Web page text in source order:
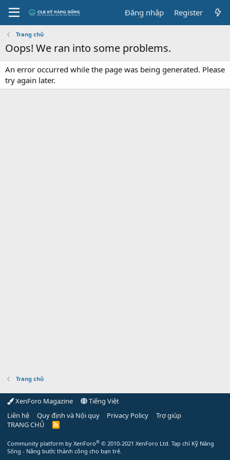
Đăng nhập Register
Trang chủ
Oops! We ran into some problems.
An error occurred while the page was being generated. Please
try again later.
Trang chủ
XenForo Magazine
Tiếng Việt
Liên hệ
Quy định và Nội quy Privacy Policy
Trợ giúp
TRANG CHỦ
R
Community platform by XenForo® © 2010-2021 XenForo Ltd. Tạp chí Kỹ Năng
Sống - Nâng bước thành công cho bạn trẻ.